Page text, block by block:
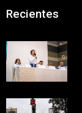
Recientes